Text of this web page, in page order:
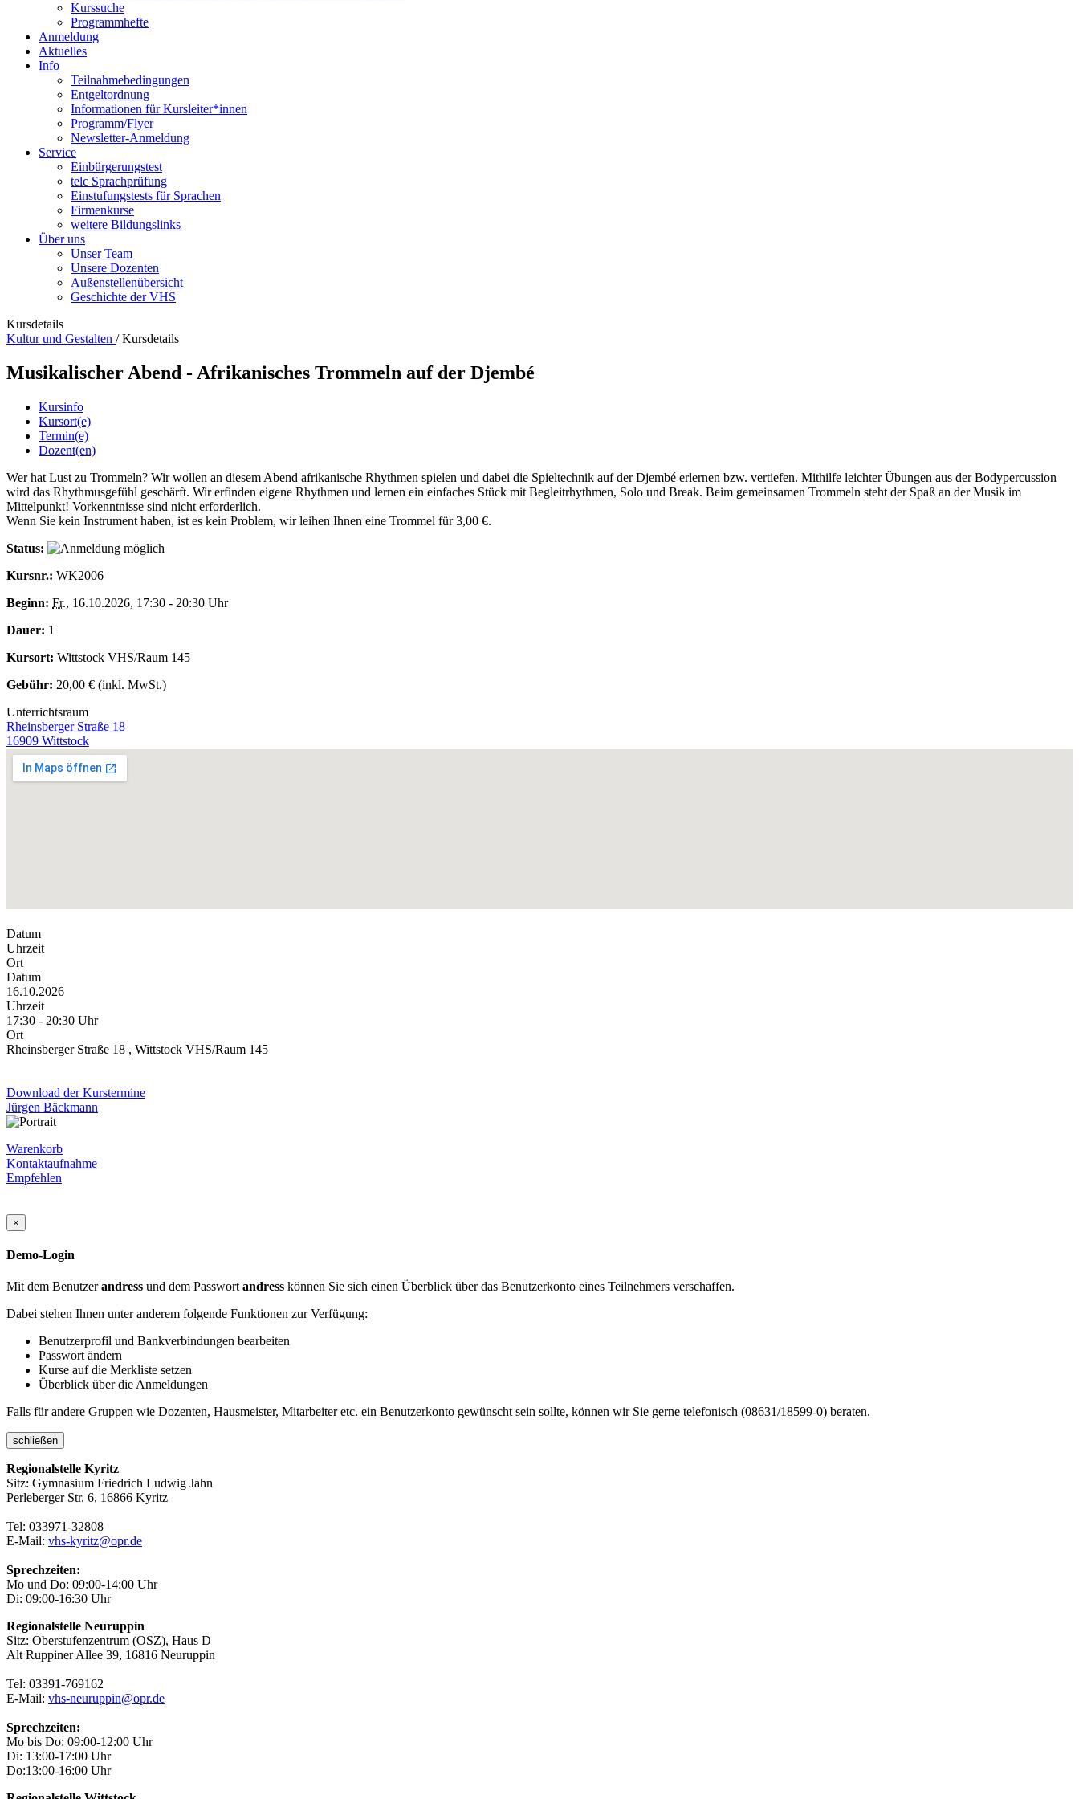
Kurssuche
Programmhefte
Anmeldung
Aktuelles
Info
Teilnahmebedingungen
Entgeltordnung
Informationen für Kursleiter*innen
Programm/Flyer
Newsletter-Anmeldung
Service
Einbürgerungstest
telc Sprachprüfung
Einstufungstests für Sprachen
Firmenkurse
weitere Bildungslinks
Über uns
Unser Team
Unsere Dozenten
Außenstellenübersicht
Geschichte der VHS
Kursdetails
Kultur und Gestalten /Kursdetails
Musikalischer Abend - Afrikanisches Trommeln auf der Djembé
Kursinfo
Kursort(e)
Termin(e)
Dozent(en)
Wer hat Lust zu Trommeln? Wir wollen an diesem Abend afrikanische Rhythmen spielen und dabei die Spieltechnik auf der Djembé erlernen bzw. vertiefen. Mithilfe leichter Übungen aus der Bodypercussion
wird das Rhythmusgefühl geschärft. Wir erfinden eigene Rhythmen und lernen ein einfaches Stück mit Begleitrhythmen, Solo und Break. Beim gemeinsamen Trommeln steht der Spaß an der Musik im
Mittelpunkt! Vorkenntnisse sind nicht erforderlich.
Wenn Sie kein Instrument haben, ist es kein Problem, wir leihen Ihnen eine Trommel für 3,00 €.
Status:
Kursnr.: WK2006
Beginn: Fr., 16.10.2026, 17:30 - 20:30 Uhr
Dauer: 1
Kursort: Wittstock VHS/Raum 145
Gebühr: 20,00 € (inkl. MwSt.)
Unterrichtsraum
Rheinsberger Straße 18
16909 Wittstock
Datum
Uhrzeit
Ort
Datum
16.10.2026
Uhrzeit
17:30 - 20:30 Uhr
Ort
Rheinsberger Straße 18 , Wittstock VHS/Raum 145
Download der Kurstermine
Jürgen Bäckmann
Warenkorb
Kontaktaufnahme
Empfehlen
×
Demo-Login
Mit dem Benutzerandress und dem Passwort andress können Sie sich einen Überblick über das Benutzerkonto eines Teilnehmers verschaffen.
Dabei stehen Ihnen unter anderem folgende Funktionen zur Verfügung:
Benutzerprofil und Bankverbindungen bearbeiten
Passwort ändern
Kurse auf die Merkliste setzen
Überblick über die Anmeldungen
Falls für andere Gruppen wie Dozenten, Hausmeister, Mitarbeiter etc. ein Benutzerkonto gewünscht sein sollte, können wir Sie gerne telefonisch (08631/18599-0) beraten.
schließen
Regionalstelle Kyritz
Sitz: Gymnasium Friedrich Ludwig Jahn
Perleberger Str. 6, 16866 Kyritz
Tel: 033971-32808
E-Mail: vhs-kyritz@opr.de
Sprechzeiten:
Mo und Do: 09:00-14:00 Uhr
Di: 09:00-16:30 Uhr
Regionalstelle Neuruppin
Sitz: Oberstufenzentrum (OSZ), Haus D
Alt Ruppiner Allee 39, 16816 Neuruppin
Tel: 03391-769162
E-Mail: vhs-neuruppin@opr.de
Sprechzeiten:
Mo bis Do: 09:00-12:00 Uhr
Di: 13:00-17:00 Uhr
Do:13:00-16:00 Uhr